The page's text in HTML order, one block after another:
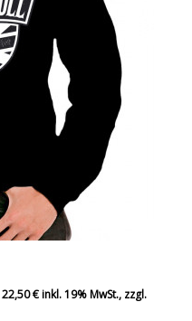
22,50 €inkl. 19% MwSt., zzgl.